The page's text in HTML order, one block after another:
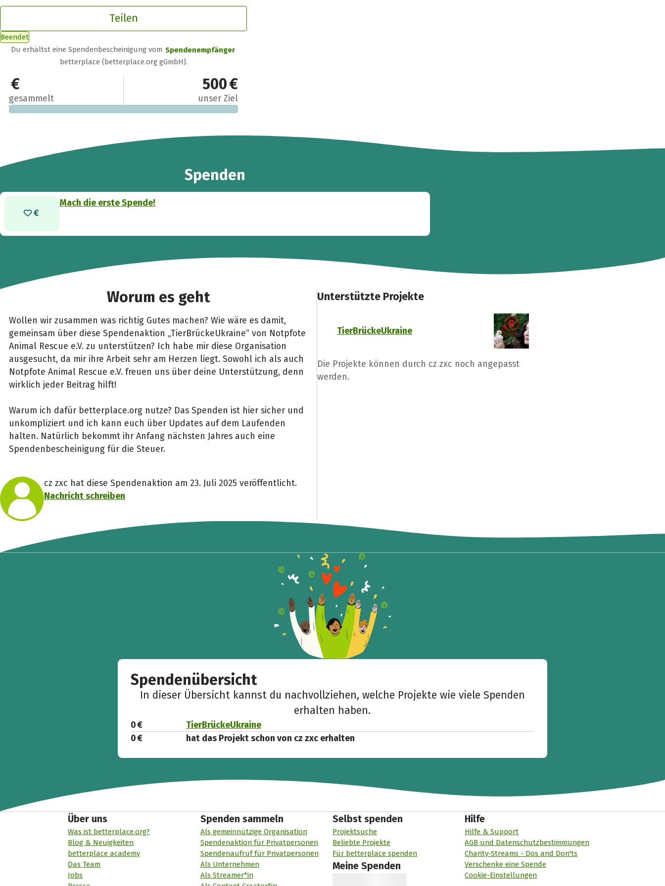
Teilen
Beendet
Du erhältst eine Spendenbescheinigung vom Spendenempfänger
betterplace (betterplace.org gGmbH).
0 €
gesammelt
500 €
unser Ziel
Spenden
Mach die erste Spende!
Worum es geht
Wollen wir zusammen was richtig Gutes machen? Wie wäre es damit,
gemeinsam über diese Spendenaktion „TierBrückeUkraine“ von Notpfote
Animal Rescue e.V. zu unterstützen? Ich habe mir diese Organisation
ausgesucht, da mir ihre Arbeit sehr am Herzen liegt. Sowohl ich als auch
Notpfote Animal Rescue e.V. freuen uns über deine Unterstützung, denn
wirklich jeder Beitrag hilft!
Warum ich dafür betterplace.org nutze? Das Spenden ist hier sicher und
unkompliziert und ich kann euch über Updates auf dem Laufenden
halten. Natürlich bekommt ihr Anfang nächsten Jahres auch eine
Spendenbescheinigung für die Steuer.
cz zxc hat diese Spendenaktion am 23. Juli 2025 veröffentlicht.
Nachricht schreiben
Unterstützte Projekte
TierBrückeUkraine
Die Projekte können durch cz zxc noch angepasst
werden.
Spendenübersicht
In dieser Übersicht kannst du nachvollziehen, welche Projekte wie viele Spenden
erhalten haben.
0 €
TierBrückeUkraine
0 €
hat das Projekt schon von cz zxc erhalten
Über uns
Was ist betterplace.org?
Blog & Neuigkeiten
betterplace academy
Das Team
Jobs
Spenden sammeln
Als gemeinnützige Organisation
Spendenaktion für Privatpersonen
Spendenaufruf für Privatpersonen
Als Unternehmen
Als Streamer*in
Selbst spenden
Projektsuche
Beliebte Projekte
Für betterplace spenden
Meine Spenden
Hilfe
Hilfe & Support
AGB und Datenschutzbestimmungen
Charity-Streams - Dos and Don'ts
Verschenke eine Spende
Cookie-Einstellungen